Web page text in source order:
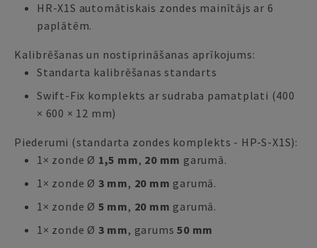
HR-X1S automātiskais zondes mainītājs ar 6
paplātēm.
Kalibrēšanas un nostiprināšanas aprīkojums:
Standarta kalibrēšanas standarts
Swift-Fix komplekts ar sudraba pamatplati (400
× 600 × 12 mm)
Piederumi (standarta zondes komplekts - HP-S-X1S):
1× zonde Ø 1,5 mm, 20 mm garumā.
1× zonde Ø 3 mm, 20 mm garumā.
1× zonde Ø 5 mm, 20 mm garumā.
1× zonde Ø 3 mm, garums50 mm